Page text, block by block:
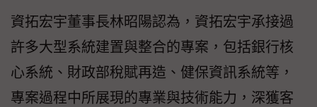
資拓宏宇董事長林昭陽認為，資拓宏宇承接過
許多大型系統建置與整合的專案，包括銀行核
心系統、財政部稅賦再造、健保資訊系統等，
專案過程中所展現的專業與技術能力，深獲客